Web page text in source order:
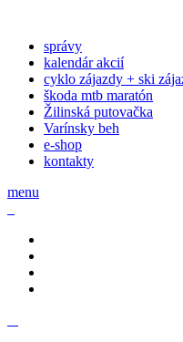
správy
kalendár akcií
cyklo zájazdy + ski
škoda mtb maratón
Žilinská putovačka
Varínsky beh
e-shop
kontakty
menu